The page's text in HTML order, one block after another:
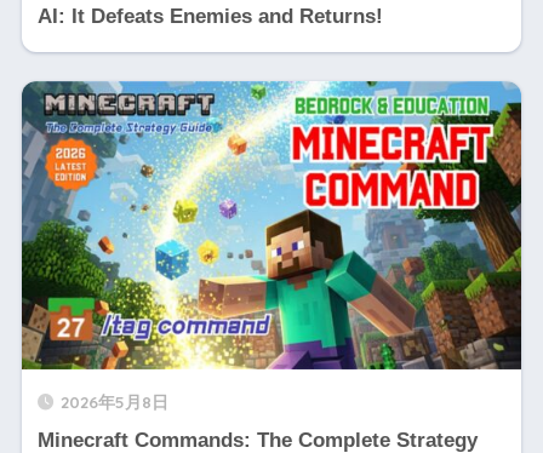
AI: It Defeats Enemies and Returns!
2026年5月8日
Minecraft Commands: The Complete Strategy